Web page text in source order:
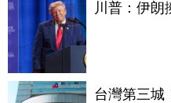
川普：伊朗
台灣第三城